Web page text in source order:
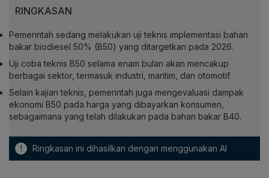
RINGKASAN
Pemerintah sedang melakukan uji teknis implementasi bahan
bakar biodiesel 50% (B50) yang ditargetkan pada 2026.
Uji coba teknis B50 selama enam bulan akan mencakup
berbagai sektor, termasuk industri, maritim, dan otomotif.
Selain kajian teknis, pemerintah juga mengevaluasi dampak
ekonomi B50 pada harga yang dibayarkan konsumen,
sebagaimana yang telah dilakukan pada bahan bakar B40.
! Ringkasan ini dihasilkan dengan menggunakan AI